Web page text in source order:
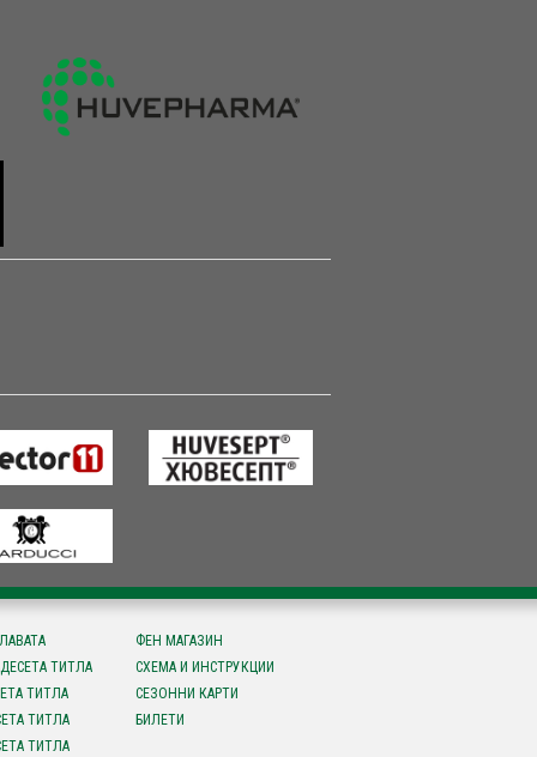
ТИТЛА
ТИТЛА
ТИТЛА
ТИТЛА
ФЕН МАГАЗИН
СХЕМА И ИНСТРУКЦИИ
СЕЗОННИ КАРТИ
БИЛЕТИ